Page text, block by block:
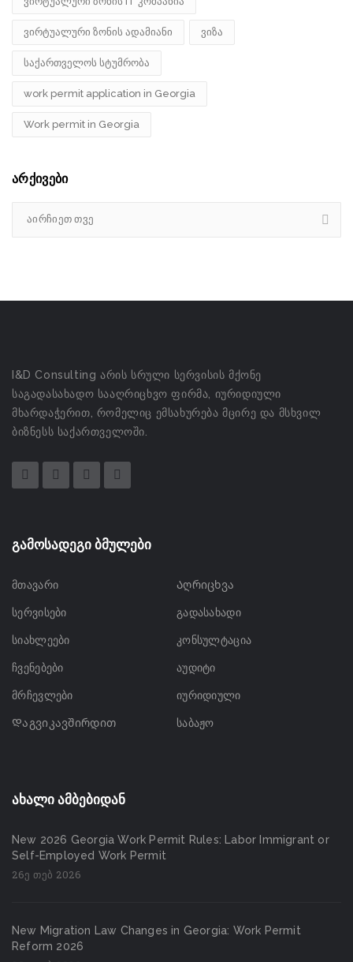
ვირტუალური ზონის ადამიანი ვიზა
საქართველოს სტუმრობა
work permit application in Georgia
Work permit in Georgia
არქივები
აირჩიეთ თვე
I&D Consulting არის სრული სერვისის მქონე
საგადასახადო სააღრიცხვო ფირმა, იურიდიული
მხარდაჭერით, რომელიც ემსახურება მცირე და მსხვილ
ბიზნესს საქართველოში.
გამოსადეგი ბმულები
მთავარი
სერვისები
სიახლეები
ჩვენებები
მრჩევლები
Დაგვიკავშირდით
Აღრიცხვა
გადასახადი
კონსულტაცია
აუდიტი
იურიდიული
საბაჟო
ახალი ამბებიდან
New 2026 Georgia Work Permit Rules: Labor Immigrant or
Self-Employed Work Permit
26ე თებ 2026
New Migration Law Changes in Georgia: Work Permit
Reform 2026